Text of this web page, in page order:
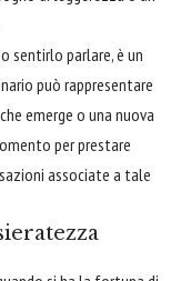
sentirlo parlare, è un
può rappresentare
emerge o una nuova
per prestare
associate a tale